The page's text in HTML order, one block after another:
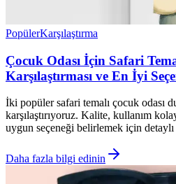
PopülerKarşılaştırma
Çocuk Odası İçin Safari
Karşılaştırması ve En İyi
İki popüler safari temalı çocuk odası
karşılaştırıyoruz. Kalite, kullanım
uygun seçeneği belirlemek için
Daha fazla bilgi edinin